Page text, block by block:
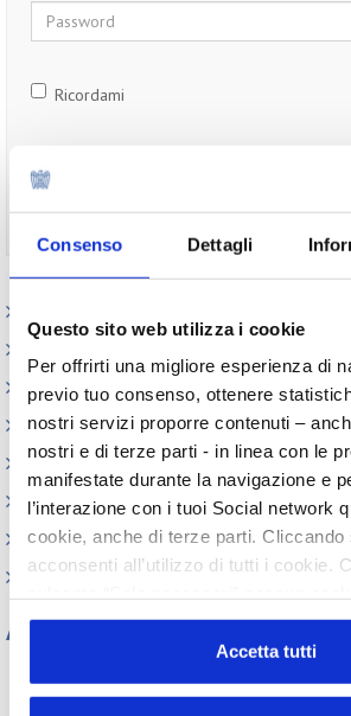
Consenso Dettagli
Questo sito web utilizza i cookie
Per offrirti una migliore esperienza di
previo tuo consenso, ottenere
nostri servizi proporre contenuti –
nostri e di terze parti - in linea con le
manifestate durante la navigazione e
l’interazione con i tuoi Social network
cookie, anche di terze parti. Cliccando
acconsenti all’utilizzo di tutti i cookie.
o profilazione viene utilizzato.
“Personalizza le scelte” è possibile
volontà in relazione a ciascuna
Accetta tutti
Password
Ricordami
Non ti sei ancora registrato?Registrati
Webinar
Circolari
Memorandum of Understanding
Corsi di formazione
Contatti utili
FAQ
Archivio